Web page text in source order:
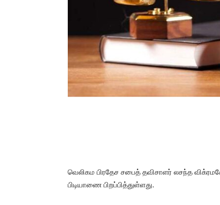
வெலிகம பிரதேச சபைத் தவிசாளர் லசந்த
பிடியாணை பிறப்பித்துள்ளது.